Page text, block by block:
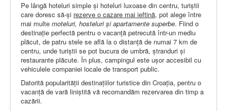
Pe lângă hoteluri simple și hoteluri luxoase din centru, turiștii
care doresc să-și rezerve o cazare mai ieftină, pot alege între
mai multe moteluri, hosteluri și apartamente superbe. Fiind o
destinație perfectă pentru o vacanță petrecută într-un mediu
plăcut, de patru stele se află la o distanță de numai 7 km de
centru, unde turiștii se pot bucura de umbră, ștranduri și
restaurante plăcute. În plus, campingul este ușor accesibil cu
vehiculele companiei locale de transport public.
Datorită popularității destinațiilor turistice din Croația, pentru o
vacanță de vară liniștită vă recomandăm rezervarea din timp a
cazării.